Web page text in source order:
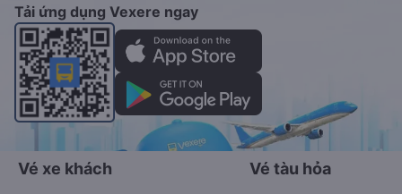
Tải ứng dụng Vexere ngay
Vé xe khách Vé tàu hỏa